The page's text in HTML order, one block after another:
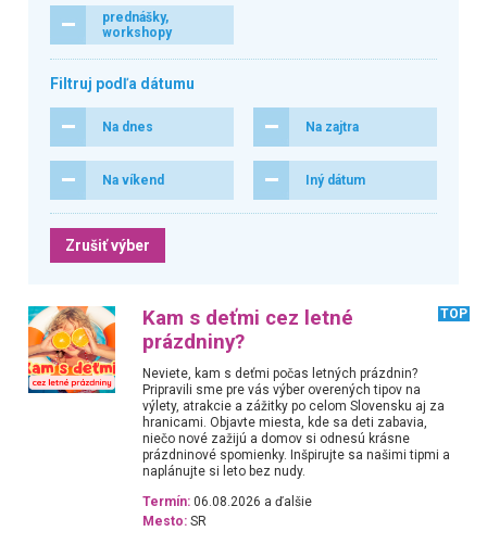
prednášky,
workshopy
Filtruj podľa dátumu
Na dnes Na zajtra
Na víkend Iný dátum
Zrušiť výber
Kam s deťmi cez letné
prázdniny?
TOP
Neviete, kam s deťmi počas letných prázdnin?
Pripravili sme pre vás výber overených tipov na
výlety, atrakcie a zážitky po celom Slovensku aj za
hranicami. Objavte miesta, kde sa deti zabavia,
niečo nové zažijú a domov si odnesú krásne
prázdninové spomienky. Inšpirujte sa našimi tipmi a
naplánujte si leto bez nudy.
Termín: 06.08.2026 a ďalšie
Mesto: SR